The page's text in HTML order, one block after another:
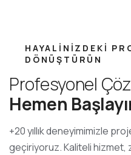
HAYALINIZDEKI
DÖNÜŞTÜRÜN
Profesyonel
Hemen
+20 yıllık deneyimimizle
geçiriyoruz. Kaliteli hizmet,